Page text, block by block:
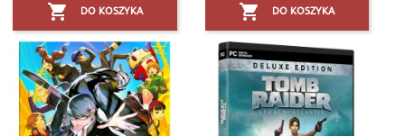
 DO KOSZYKA  DO KOSZYKA